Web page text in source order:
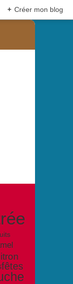
+ Créer mon blog
fêtes